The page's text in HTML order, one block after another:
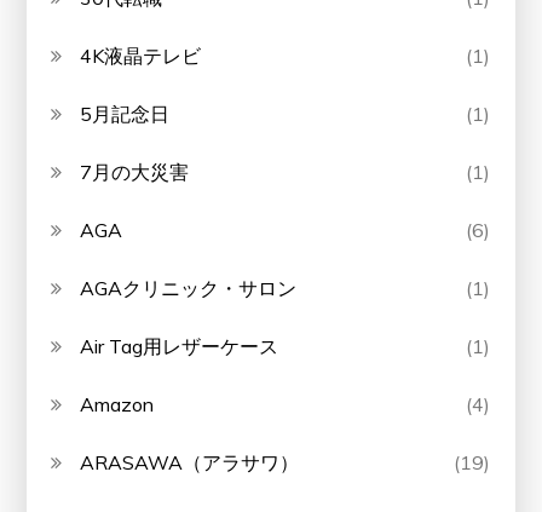
4K液晶テレビ (1)
5月記念日 (1)
7月の大災害 (1)
AGA (6)
AGAクリニック・サロン (1)
Air Tag用レザーケース (1)
Amazon (4)
ARASAWA（アラサワ） (19)